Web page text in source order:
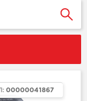
00000041867